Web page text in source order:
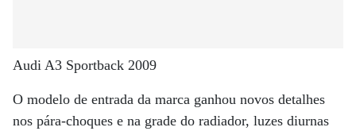
Audi A3 Sportback 2009
O modelo de entrada da marca ganhou novos detalhes
nos pára-choques e na grade do radiador, luzes diurnas